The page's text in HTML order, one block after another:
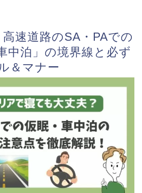
速道路のSA・PAでの
中泊」の境界線と必ず
＆マナー